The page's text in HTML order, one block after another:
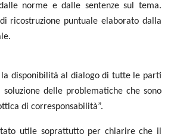
norme e dalle sentenze sul tema.
ricostruzione puntuale elaborato dalla
la disponibilità al dialogo di tutte le parti
delle problematiche che sono
di corresponsabilità”.
utile soprattutto per chiarire che il